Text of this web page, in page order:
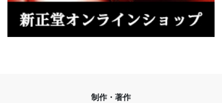
制作・著作